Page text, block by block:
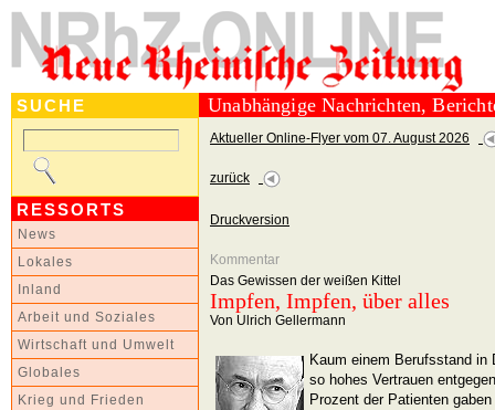
SUCHE
RESSORTS
News
Lokales
Inland
Arbeit und Soziales
Wirtschaft und Umwelt
Globales
Krieg und Frieden
Unabhängige Nachrichten,
Aktueller Online-Flyer vom 07. August 2026
zurück
Druckversion
Kommentar
Das Gewissen der weißen Kittel
Impfen, Impfen, über alles
Von Ulrich Gellermann
Kaum einem Berufsstand in
so hohes Vertrauen
Prozent der Patienten